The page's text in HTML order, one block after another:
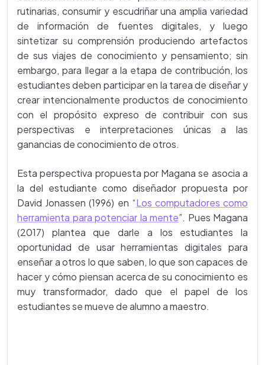
rutinarias, consumir y escudriñar una amplia variedad
de información de fuentes digitales, y luego
sintetizar su comprensión produciendo artefactos
de sus viajes de conocimiento y pensamiento; sin
embargo, para llegar a la etapa de contribución, los
estudiantes deben participar en la tarea de diseñar y
crear intencionalmente productos de conocimiento
con el propósito expreso de contribuir con sus
perspectivas e interpretaciones únicas a las
ganancias de conocimiento de otros.
Esta perspectiva propuesta por Magana se asocia a
la del estudiante como diseñador propuesta por
David Jonassen (1996) en “Los computadores como
herramienta para potenciar la mente”. Pues Magana
(2017) plantea que darle a los estudiantes la
oportunidad de usar herramientas digitales para
enseñar a otros lo que saben, lo que son capaces de
hacer y cómo piensan acerca de su conocimiento es
muy transformador, dado que el papel de los
estudiantes se mueve de alumno a maestro.